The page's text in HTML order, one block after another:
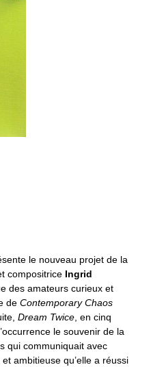
le nouveau projet de la
compositrice Ingrid
des amateurs curieux et
de Contemporary Chaos
Dream Twice , en cinq
le souvenir de la
qui communiquait avec
ambitieuse qu’elle a réussi